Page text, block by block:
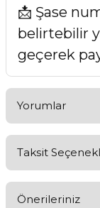
📩 Şase
belirtebilir
geçerek
Yorumlar
Taksit
Önerileriniz